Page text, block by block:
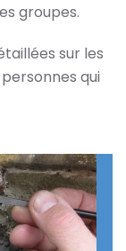
groupes.
sur les
qui